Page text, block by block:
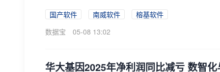
国产软件 南威软件
榕基软件
数据宝
05-08 13:02
华大基因2025年净利润同比减亏 数智